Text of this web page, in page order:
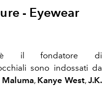
- Eyewear
fondatore di
sono indossati da
Maluma, Kanye West,J.K.